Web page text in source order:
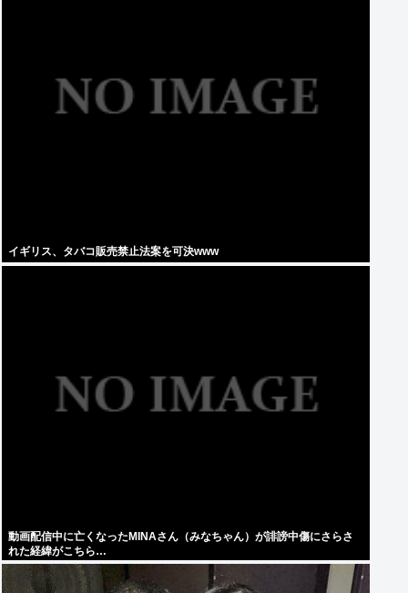
イギリス、タバコ販売禁止法案を可決www
動画配信中に亡くなったMINAさん（みなちゃん）が誹謗中傷にさらさ
れた経緯がこちら…